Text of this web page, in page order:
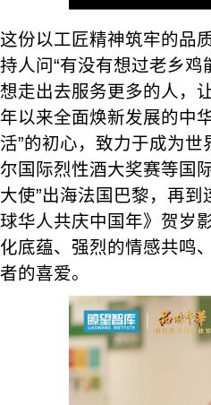
这份以工匠精神筑牢的品
持人问“有没有想过老乡鸡
想走出去服务更多的人，
年以来全面焕新发展的中
活”的初心，致力于成为
尔国际烈性酒大奖赛等国
大使”出海法国巴黎，再
球华人共庆中国年》贺岁
化底蕴、强烈的情感共鸣
者的喜爱。